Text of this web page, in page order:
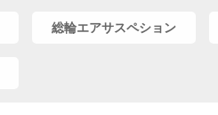
総輪エアサスペション